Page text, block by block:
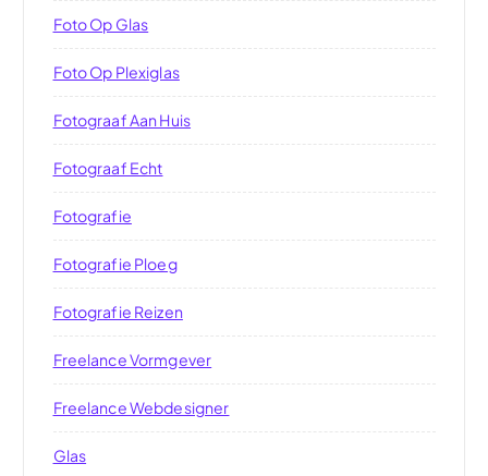
Foto Op Glas
Foto Op Plexiglas
Fotograaf Aan Huis
Fotograaf Echt
Fotografie
Fotografie Ploeg
Fotografie Reizen
Freelance Vormgever
Freelance Webdesigner
Glas